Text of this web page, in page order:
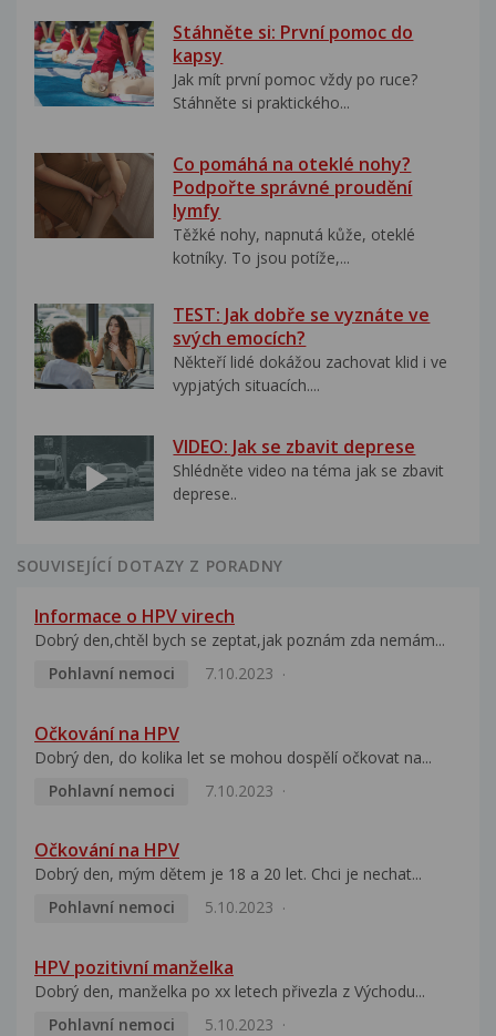
Stáhněte si: První pomoc do
kapsy
Jak mít první pomoc vždy po ruce?
Stáhněte si praktického...
Co pomáhá na oteklé nohy?
Podpořte správné proudění
lymfy
Těžké nohy, napnutá kůže, oteklé
kotníky. To jsou potíže,...
TEST: Jak dobře se vyznáte ve
svých emocích?
Někteří lidé dokážou zachovat klid i ve
vypjatých situacích....
VIDEO: Jak se zbavit deprese
Shlédněte video na téma jak se zbavit
deprese..
SOUVISEJÍCÍ DOTAZY Z PORADNY
Informace o HPV virech
Dobrý den,chtěl bych se zeptat,jak poznám zda nemám...
Pohlavní nemoci
7.10.2023
Očkování na HPV
Dobrý den, do kolika let se mohou dospělí očkovat na...
Pohlavní nemoci
7.10.2023
Očkování na HPV
Dobrý den, mým dětem je 18 a 20 let. Chci je nechat...
Pohlavní nemoci
5.10.2023
HPV pozitivní manželka
Dobrý den, manželka po xx letech přivezla z Východu...
Pohlavní nemoci
5.10.2023